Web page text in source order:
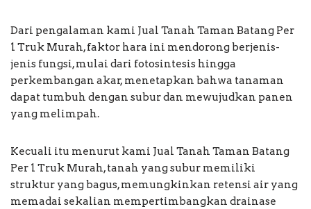
Dari pengalaman kami Jual Tanah Taman Batang Per
1 Truk Murah, faktor hara ini mendorong berjenis-
jenis fungsi, mulai dari fotosintesis hingga
perkembangan akar, menetapkan bahwa tanaman
dapat tumbuh dengan subur dan mewujudkan panen
yang melimpah.
Kecuali itu menurut kami Jual Tanah Taman Batang
Per 1 Truk Murah, tanah yang subur memiliki
struktur yang bagus, memungkinkan retensi air yang
memadai sekalian mempertimbangkan drainase